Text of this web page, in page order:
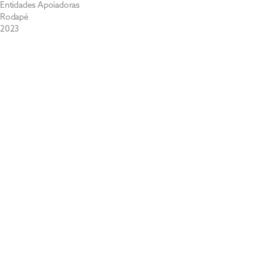
Entidades Apoiadoras
Rodapé
2023